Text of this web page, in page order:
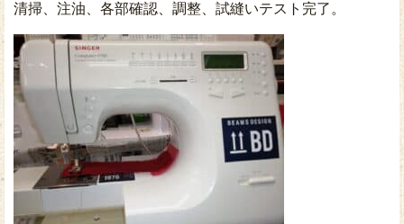
清掃、注油、各部確認、調整、試縫いテスト完了。